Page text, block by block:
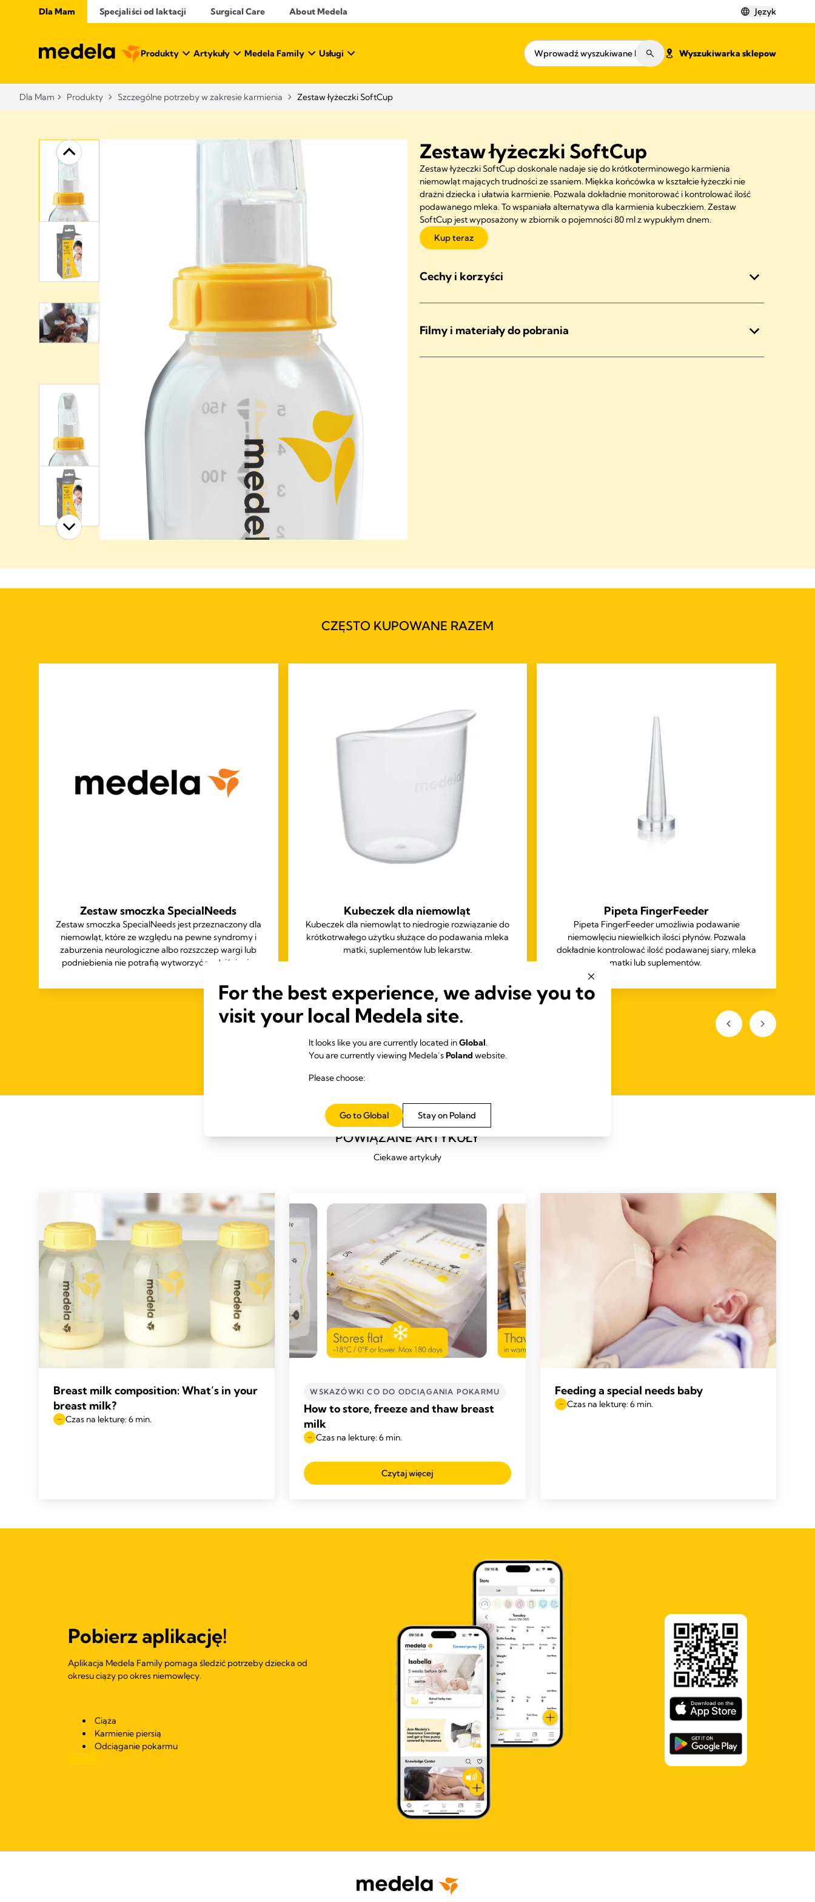
Dla Mam Specjaliści od laktacji Surgical Care About Medela Język
Produkty Artykuły Medela Family Usługi Wyszukiwarka sklepow
Dla Mam Produkty Szczególne potrzeby w zakresie karmienia Zestaw łyżeczki SoftCup
Zestaw łyżeczki SoftCup
Zestaw łyżeczki SoftCup doskonale nadaje się do krótkoterminowego karmienia
niemowląt mających trudności ze ssaniem. Miękka końcówka w kształcie łyżeczki nie
drażni dziecka i ułatwia karmienie. Pozwala dokładnie monitorować i kontrolować ilość
podawanego mleka. To wspaniała alternatywa dla karmienia kubeczkiem. Zestaw
SoftCup jest wyposażony w zbiornik o pojemności 80 ml z wypukłym dnem.
Kup teraz
Cechy i korzyści
Filmy i materiały do pobrania
CZĘSTO KUPOWANE RAZEM
Zestaw smoczka SpecialNeeds
Zestaw smoczka SpecialNeeds jest przeznaczony dla
niemowląt, które ze względu na pewne syndromy i
zaburzenia neurologiczne albo rozszczep wargi lub
podniebienia nie potrafią wytworzyć podciśnienia.
Kubeczek dla niemowląt
Kubeczek dla niemowląt to niedrogie rozwiązanie do
krótkotrwałego użytku służące do podawania mleka
matki, suplementów lub lekarstw.
Pipeta FingerFeeder
Pipeta FingerFeeder umożliwia podawanie
niemowlęciu niewielkich ilości płynów. Pozwala
dokładnie kontrolować ilość podawanej siary, mleka
matki lub suplementów.
POWIĄZANE ARTYKUŁY
Ciekawe artykuły
Breast milk composition: What’s in your
breast milk?
Czas na lekturę: 6 min.
WSKAZÓWKI CO DO ODCIĄGANIA POKARMU
How to store, freeze and thaw breast
milk
Czas na lekturę: 6 min.
Czytaj więcej
Feeding a special needs baby
Czas na lekturę: 6 min.
Pobierz aplikację!
Aplikacja Medela Family pomaga śledzić potrzeby dziecka od
okresu ciąży po okres niemowlęcy.
Ciąża
Karmienie piersią
Odciąganie pokarmu
For the best experience, we advise you to
visit your local Medela site.
It looks like you are currently located inGlobal.
You are currently viewing Medela’sPoland website.
Please choose:
Stay on Poland
Go to Global